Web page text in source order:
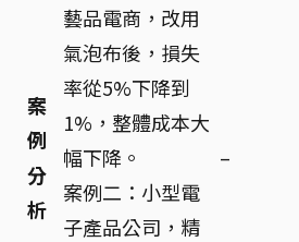
案
例
分
析
藝品電商，改用
氣泡布後，損失
率從5%下降到
1%，整體成本大
幅下降。
案例二：小型電
子產品公司，精
–